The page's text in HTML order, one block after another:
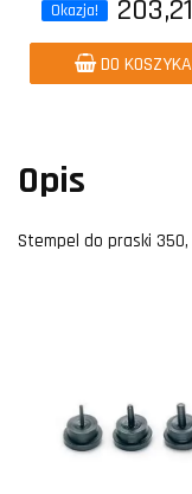
Okazja!
DO KOSZYKA
Opis
Stempel do praski 350,